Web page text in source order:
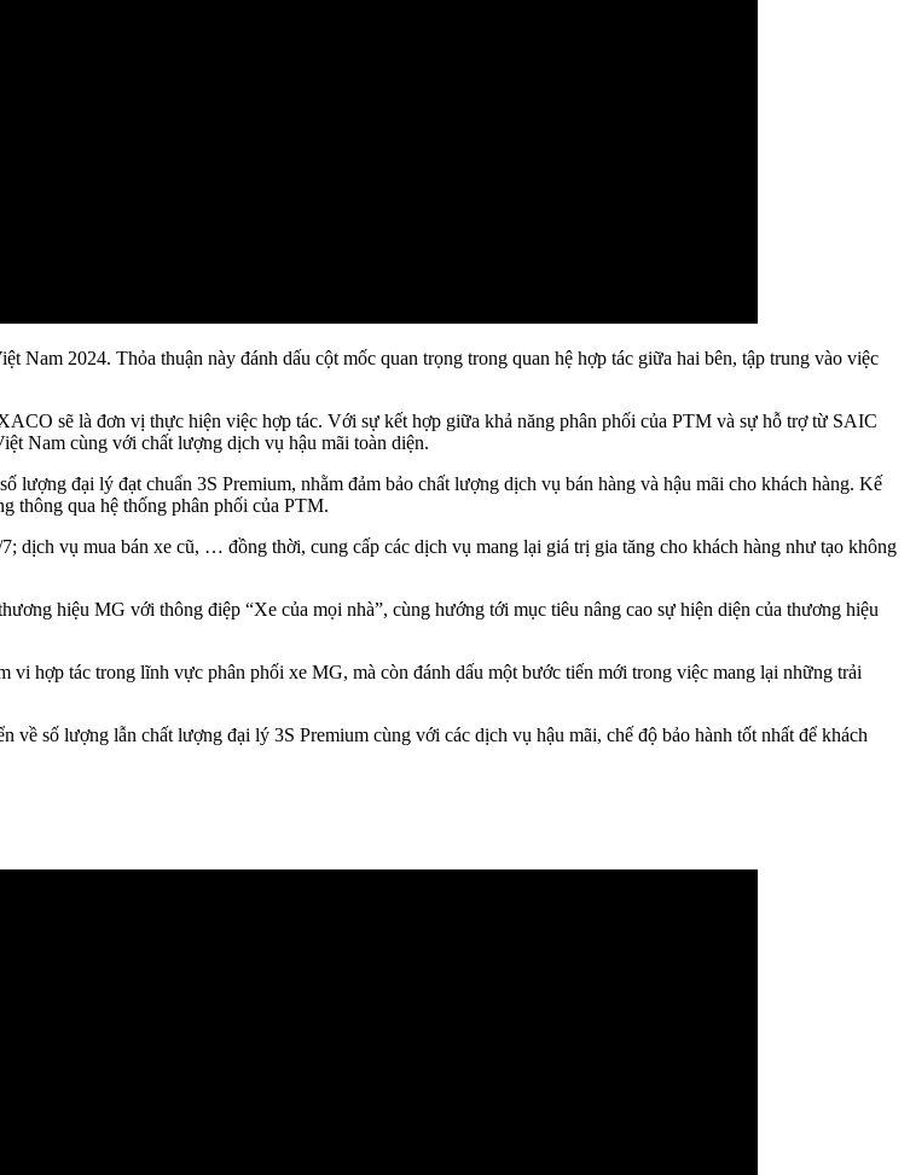
2024. Thỏa thuận này đánh dấu cột mốc quan trọng trong quan hệ hợp tác giữa hai bên, tập trung vào việc
sẽ là đơn vị thực hiện việc hợp tác. Với sự kết hợp giữa khả năng phân phối của PTM và sự hỗ trợ từ SAIC
Nam cùng với chất lượng dịch vụ hậu mãi toàn diện.
lượng đại lý đạt chuẩn 3S Premium, nhằm đảm bảo chất lượng dịch vụ bán hàng và hậu mãi cho khách hàng. Kế
thông qua hệ thống phân phối của PTM.
dịch vụ mua bán xe cũ, … đồng thời, cung cấp các dịch vụ mang lại giá trị gia tăng cho khách hàng như tạo không
hiệu MG với thông điệp “Xe của mọi nhà”, cùng hướng tới mục tiêu nâng cao sự hiện diện của thương hiệu
hợp tác trong lĩnh vực phân phối xe MG, mà còn đánh dấu một bước tiến mới trong việc mang lại những trải
số lượng lẫn chất lượng đại lý 3S Premium cùng với các dịch vụ hậu mãi, chế độ bảo hành tốt nhất để khách